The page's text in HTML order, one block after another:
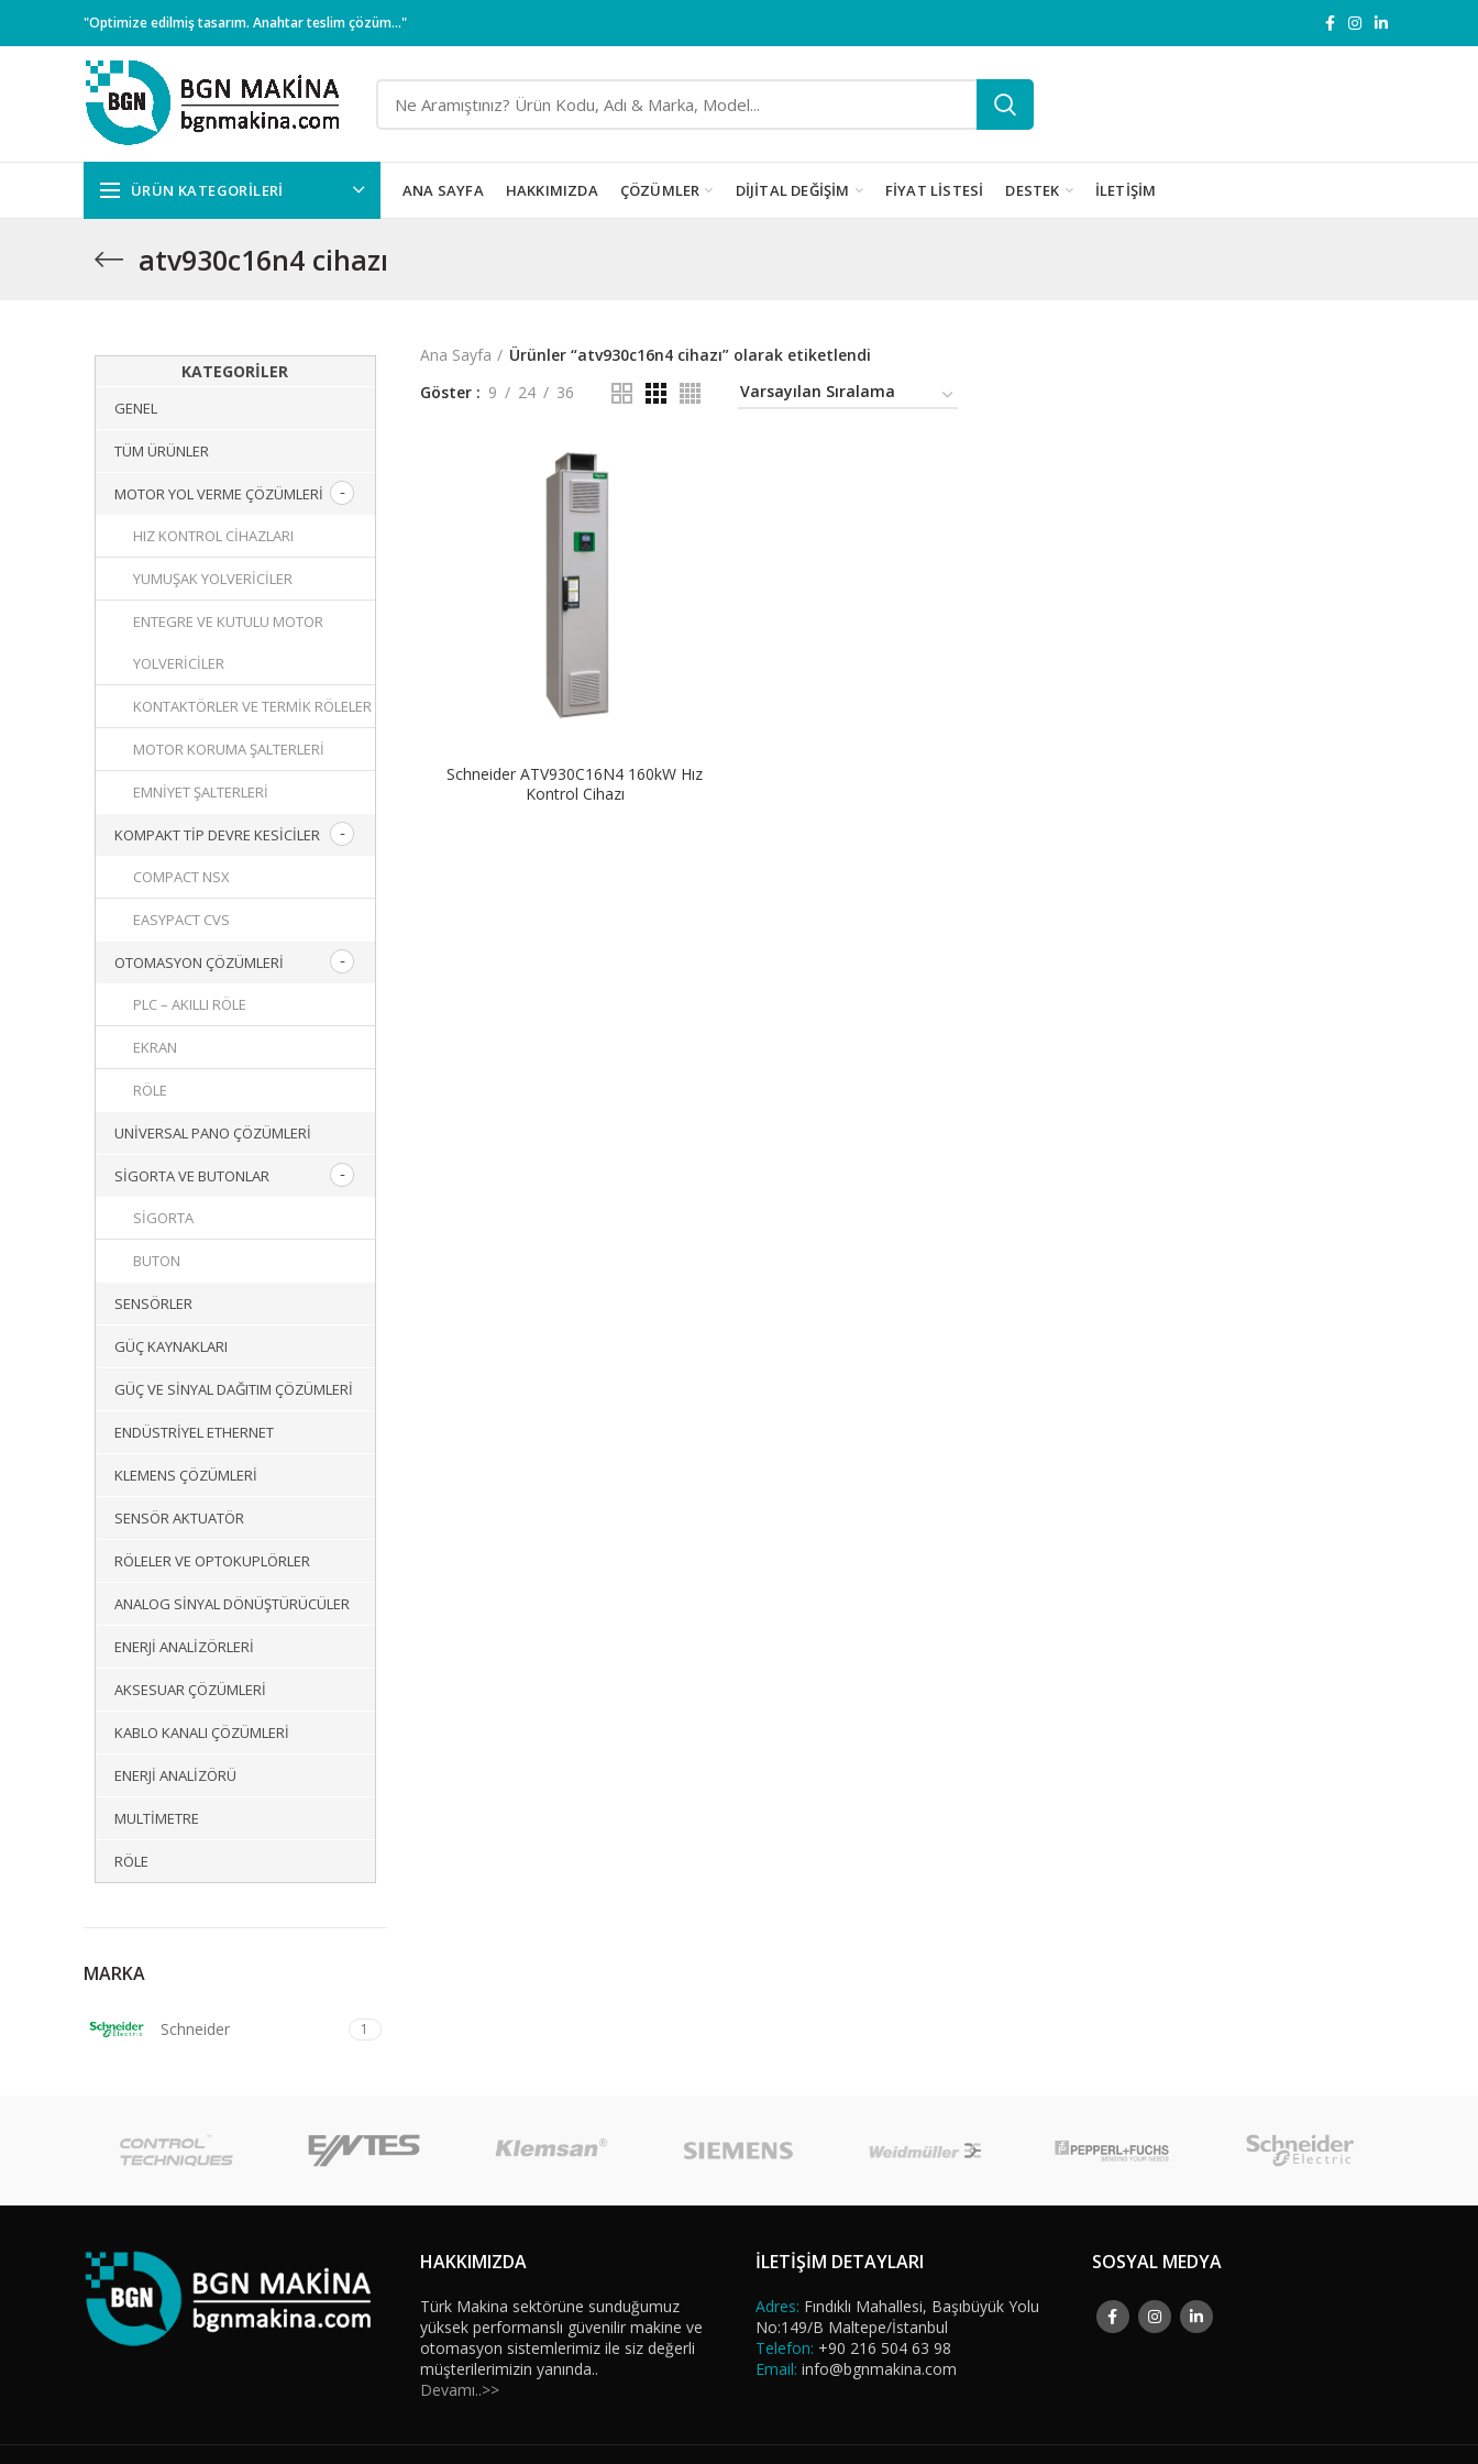
"Optimize edilmiş tasarım. Anahtar teslim çözüm..."
ÜRÜN KATEGORILERI ANA SAYFA HAKKIMIZDA ÇÖZÜMLER DIJITAL DEĞIŞIM FIYAT LISTESI DESTEK İLETIŞIM
atv930c16n4 cihazı
KATEGORILER
GENEL
TÜM ÜRÜNLER
MOTOR YOL VERME ÇÖZÜMLERI
HIZ KONTROL CIHAZLARI
YUMUŞAK YOLVERICILER
ENTEGRE VE KUTULU MOTOR
YOLVERICILER
KONTAKTÖRLER VE TERMIK RÖLELER
MOTOR KORUMA ŞALTERLERI
EMNIYET ŞALTERLERI
KOMPAKT TIP DEVRE KESICILER
COMPACT NSX
EASYPACT CVS
OTOMASYON ÇÖZÜMLERI
PLC – AKILLI RÖLE
EKRAN
RÖLE
UNIVERSAL PANO ÇÖZÜMLERI
SIGORTA VE BUTONLAR
SIGORTA
BUTON
SENSÖRLER
GÜÇ KAYNAKLARI
GÜÇ VE SINYAL DAĞITIM ÇÖZÜMLERI
ENDÜSTRIYEL ETHERNET
KLEMENS ÇÖZÜMLERI
SENSÖR AKTUATÖR
RÖLELER VE OPTOKUPLÖRLER
ANALOG SINYAL DÖNÜŞTÜRÜCÜLER
ENERJI ANALIZÖRLERI
AKSESUAR ÇÖZÜMLERI
KABLO KANALI ÇÖZÜMLERI
ENERJI ANALIZÖRÜ
MULTIMETRE
RÖLE
MARKA
Schneider 1
Ana Sayfa
Ürünler “atv930c16n4 cihazı” olarak etiketlendi
Göster
9 24 36
Schneider ATV930C16N4 160kW Hız
Kontrol Cihazı
HAKKIMIZDA
Türk Makina sektörüne sunduğumuz
yüksek performanslı güvenilir makine ve
otomasyon sistemlerimiz ile siz değerli
müşterilerimizin yanında..
Devamı..>>
İLETİŞİM DETAYLARI
Adres: Fındıklı Mahallesi, Başıbüyük Yolu
No:149/B Maltepe/İstanbul
Telefon: +90 216 504 63 98
Email: info@bgnmakina.com
SOSYAL MEDYA